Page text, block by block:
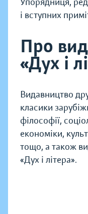
і вступних
Про
«Дух і
Видавництво
класики
філософії,
економіки,
тощо, а також
«Дух і літера».